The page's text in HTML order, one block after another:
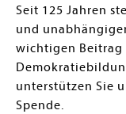
Seit 125 Jahren
und
wichtigen
unterstützen Sie
Spende.